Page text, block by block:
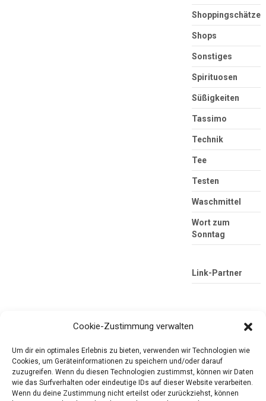
Shoppingschätze
Shops
Sonstiges
Spirituosen
Süßigkeiten
Tassimo
Technik
Tee
Testen
Waschmittel
Wort zum
Sonntag
Link-Partner
Tester-Paradies
Cookie-Zustimmung verwalten
Um dir ein optimales Erlebnis zu bieten, verwenden wir Technologien wie
Cookies, um Geräteinformationen zu speichern und/oder darauf
zuzugreifen. Wenn du diesen Technologien zustimmst, können wir Daten
wie das Surfverhalten oder eindeutige IDs auf dieser Website verarbeiten.
Wenn du deine Zustimmung nicht erteilst oder zurückziehst, können
Die mobile Version verlassen